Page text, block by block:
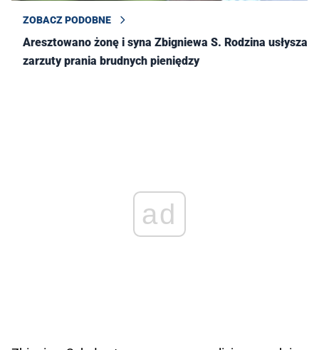
ZOBACZ PODOBNE
Aresztowano żonę i syna Zbigniewa S. Rodzina usłyszała
zarzuty prania brudnych pieniędzy
ad